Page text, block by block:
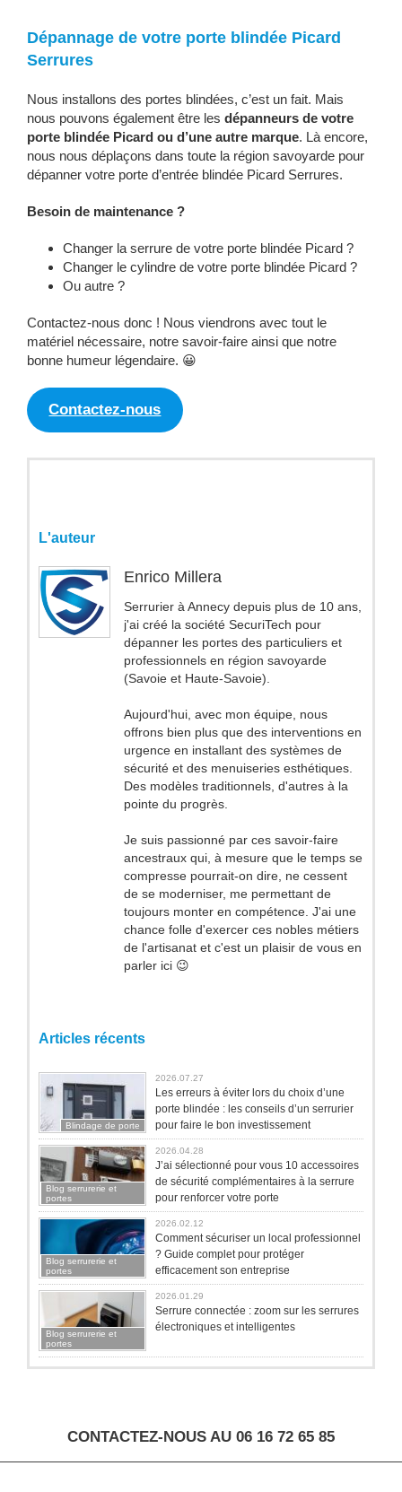
Dépannage de votre porte blindée Picard
Serrures
Nous installons des portes blindées, c’est un fait. Mais
nous pouvons également être les dépanneurs de votre
porte blindée Picard ou d’une autre marque. Là encore,
nous nous déplaçons dans toute la région savoyarde pour
dépanner votre porte d’entrée blindée Picard Serrures.
Besoin de maintenance ?
Changer la serrure de votre porte blindée Picard ?
Changer le cylindre de votre porte blindée Picard ?
Ou autre ?
Contactez-nous donc ! Nous viendrons avec tout le
matériel nécessaire, notre savoir-faire ainsi que notre
bonne humeur légendaire. 😀
Contactez-nous
L'auteur
Enrico Millera
Serrurier à Annecy depuis plus de 10 ans,
j'ai créé la société SecuriTech pour
dépanner les portes des particuliers et
professionnels en région savoyarde
(Savoie et Haute-Savoie).
Aujourd'hui, avec mon équipe, nous
offrons bien plus que des interventions en
urgence en installant des systèmes de
sécurité et des menuiseries esthétiques.
Des modèles traditionnels, d'autres à la
pointe du progrès.
Je suis passionné par ces savoir-faire
ancestraux qui, à mesure que le temps se
compresse pourrait-on dire, ne cessent
de se moderniser, me permettant de
toujours monter en compétence. J'ai une
chance folle d'exercer ces nobles métiers
de l'artisanat et c'est un plaisir de vous en
parler ici 😉
Articles récents
Blindage de porte
2026.07.27
Les erreurs à éviter lors du choix d’une
porte blindée : les conseils d’un serrurier
pour faire le bon investissement
Blog serrurerie et
portes
2026.04.28
J’ai sélectionné pour vous 10 accessoires
de sécurité complémentaires à la serrure
pour renforcer votre porte
Blog serrurerie et
portes
2026.02.12
Comment sécuriser un local professionnel
? Guide complet pour protéger
efficacement son entreprise
Blog serrurerie et
portes
2026.01.29
Serrure connectée : zoom sur les serrures
électroniques et intelligentes
CONTACTEZ-NOUS AU 06 16 72 65 85